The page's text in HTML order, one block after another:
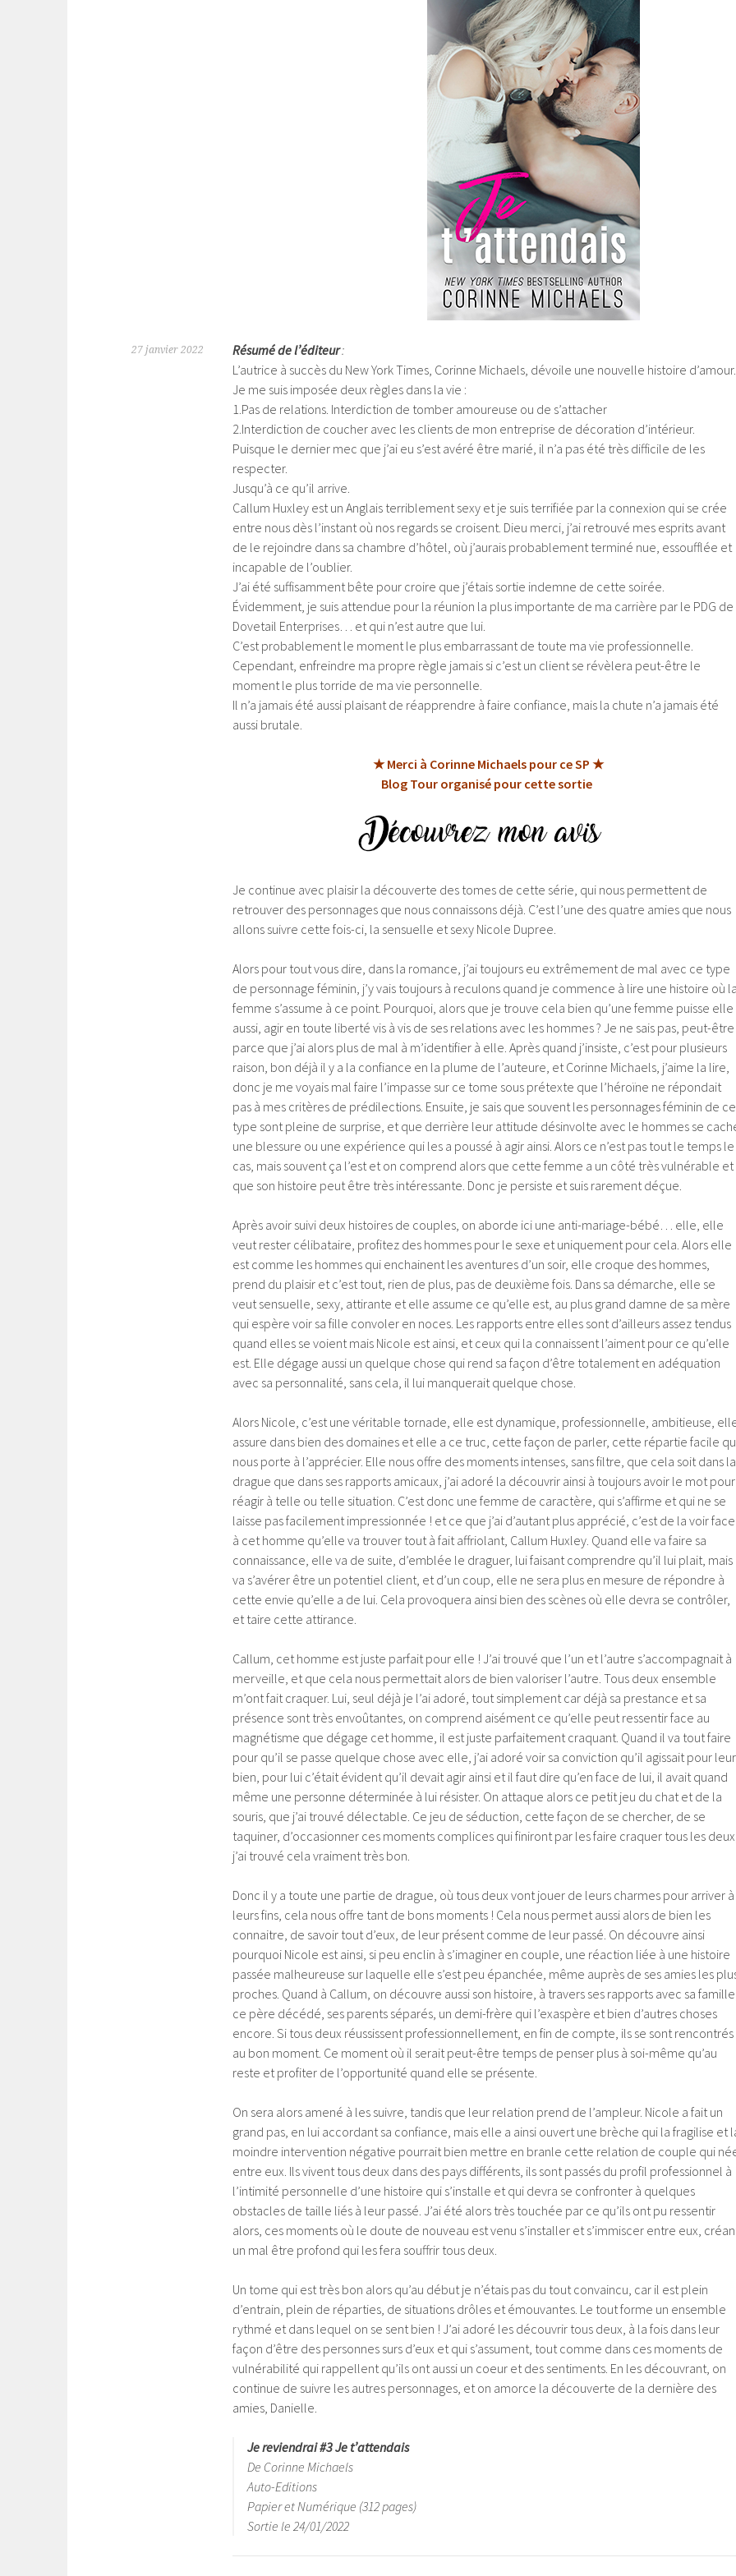
27 janvier 2022 Résumé de l’éditeur:
L’autrice à succès du New York Times, Corinne Michaels, dévoile une nouvelle histoire d’amour.
Je me suis imposée deux règles dans la vie :
1.Pas de relations. Interdiction de tomber amoureuse ou de s’attacher
2.Interdiction de coucher avec les clients de mon entreprise de décoration d’intérieur.
Puisque le dernier mec que j’ai eu s’est avéré être marié, il n’a pas été très difficile de les
respecter.
Jusqu’à ce qu’il arrive.
Callum Huxley est un Anglais terriblement sexy et je suis terrifiée par la connexion qui se crée
entre nous dès l’instant où nos regards se croisent. Dieu merci, j’ai retrouvé mes esprits avant
de le rejoindre dans sa chambre d’hôtel, où j’aurais probablement terminé nue, essoufflée et
incapable de l’oublier.
J’ai été suffisamment bête pour croire que j’étais sortie indemne de cette soirée.
Évidemment, je suis attendue pour la réunion la plus importante de ma carrière par le PDG de
Dovetail Enterprises… et qui n’est autre que lui.
C’est probablement le moment le plus embarrassant de toute ma vie professionnelle.
Cependant, enfreindre ma propre règle jamais si c’est un client se révèlera peut-être le
moment le plus torride de ma vie personnelle.
Il n’a jamais été aussi plaisant de réapprendre à faire confiance, mais la chute n’a jamais été
aussi brutale.
★ Merci à Corinne Michaels pour ce SP ★
Blog Tour organisé pour cette sortie
Je continue avec plaisir la découverte des tomes de cette série, qui nous permettent de
retrouver des personnages que nous connaissons déjà. C’est l’une des quatre amies que nous
allons suivre cette fois-ci, la sensuelle et sexy Nicole Dupree.
Alors pour tout vous dire, dans la romance, j’ai toujours eu extrêmement de mal avec ce type
de personnage féminin, j’y vais toujours à reculons quand je commence à lire une histoire où
femme s’assume à ce point. Pourquoi, alors que je trouve cela bien qu’une femme puisse elle
aussi, agir en toute liberté vis à vis de ses relations avec les hommes ? Je ne sais pas, peut-être
parce que j’ai alors plus de mal à m’identifier à elle. Après quand j’insiste, c’est pour plusieurs
raison, bon déjà il y a la confiance en la plume de l’auteure, et Corinne Michaels, j’aime la lire,
donc je me voyais mal faire l’impasse sur ce tome sous prétexte que l’héroïne ne répondait
pas à mes critères de prédilections. Ensuite, je sais que souvent les personnages féminin de ce
type sont pleine de surprise, et que derrière leur attitude désinvolte avec le hommes se
une blessure ou une expérience qui les a poussé à agir ainsi. Alors ce n’est pas tout le temps le
cas, mais souvent ça l’est et on comprend alors que cette femme a un côté très vulnérable et
que son histoire peut être très intéressante. Donc je persiste et suis rarement déçue.
Après avoir suivi deux histoires de couples, on aborde ici une anti-mariage-bébé… elle, elle
veut rester célibataire, profitez des hommes pour le sexe et uniquement pour cela. Alors elle
est comme les hommes qui enchainent les aventures d’un soir, elle croque des hommes,
prend du plaisir et c’est tout, rien de plus, pas de deuxième fois. Dans sa démarche, elle se
veut sensuelle, sexy, attirante et elle assume ce qu’elle est, au plus grand damne de sa mère
qui espère voir sa fille convoler en noces. Les rapports entre elles sont d’ailleurs assez tendus
quand elles se voient mais Nicole est ainsi, et ceux qui la connaissent l’aiment pour ce qu’elle
est. Elle dégage aussi un quelque chose qui rend sa façon d’être totalement en adéquation
avec sa personnalité, sans cela, il lui manquerait quelque chose.
Alors Nicole, c’est une véritable tornade, elle est dynamique, professionnelle, ambitieuse,
assure dans bien des domaines et elle a ce truc, cette façon de parler, cette répartie facile
nous porte à l’apprécier. Elle nous offre des moments intenses, sans filtre, que cela soit dans la
drague que dans ses rapports amicaux, j’ai adoré la découvrir ainsi à toujours avoir le mot pour
réagir à telle ou telle situation. C’est donc une femme de caractère, qui s’affirme et qui ne se
laisse pas facilement impressionnée ! et ce que j’ai d’autant plus apprécié, c’est de la voir face
à cet homme qu’elle va trouver tout à fait affriolant, Callum Huxley. Quand elle va faire sa
connaissance, elle va de suite, d’emblée le draguer, lui faisant comprendre qu’il lui plait, mais
va s’avérer être un potentiel client, et d’un coup, elle ne sera plus en mesure de répondre à
cette envie qu’elle a de lui. Cela provoquera ainsi bien des scènes où elle devra se contrôler,
et taire cette attirance.
Callum, cet homme est juste parfait pour elle ! J’ai trouvé que l’un et l’autre s’accompagnait à
merveille, et que cela nous permettait alors de bien valoriser l’autre. Tous deux ensemble
m’ont fait craquer. Lui, seul déjà je l’ai adoré, tout simplement car déjà sa prestance et sa
présence sont très envoûtantes, on comprend aisément ce qu’elle peut ressentir face au
magnétisme que dégage cet homme, il est juste parfaitement craquant. Quand il va tout faire
pour qu’il se passe quelque chose avec elle, j’ai adoré voir sa conviction qu’il agissait pour leur
bien, pour lui c’était évident qu’il devait agir ainsi et il faut dire qu’en face de lui, il avait quand
même une personne déterminée à lui résister. On attaque alors ce petit jeu du chat et de la
souris, que j’ai trouvé délectable. Ce jeu de séduction, cette façon de se chercher, de se
taquiner, d’occasionner ces moments complices qui finiront par les faire craquer tous les
j’ai trouvé cela vraiment très bon.
Donc il y a toute une partie de drague, où tous deux vont jouer de leurs charmes pour arriver à
leurs fins, cela nous offre tant de bons moments ! Cela nous permet aussi alors de bien les
connaitre, de savoir tout d’eux, de leur présent comme de leur passé. On découvre ainsi
pourquoi Nicole est ainsi, si peu enclin à s’imaginer en couple, une réaction liée à une histoire
passée malheureuse sur laquelle elle s’est peu épanchée, même auprès de ses amies les
proches. Quand à Callum, on découvre aussi son histoire, à travers ses rapports avec sa
ce père décédé, ses parents séparés, un demi-frère qui l’exaspère et bien d’autres choses
encore. Si tous deux réussissent professionnellement, en fin de compte, ils se sont rencontrés
au bon moment. Ce moment où il serait peut-être temps de penser plus à soi-même qu’au
reste et profiter de l’opportunité quand elle se présente.
On sera alors amené à les suivre, tandis que leur relation prend de l’ampleur. Nicole a fait un
grand pas, en lui accordant sa confiance, mais elle a ainsi ouvert une brèche qui la fragilise et
moindre intervention négative pourrait bien mettre en branle cette relation de couple qui
entre eux. Ils vivent tous deux dans des pays différents, ils sont passés du profil professionnel à
l’intimité personnelle d’une histoire qui s’installe et qui devra se confronter à quelques
obstacles de taille liés à leur passé. J’ai été alors très touchée par ce qu’ils ont pu ressentir
alors, ces moments où le doute de nouveau est venu s’installer et s’immiscer entre eux,
un mal être profond qui les fera souffrir tous deux.
Un tome qui est très bon alors qu’au début je n’étais pas du tout convaincu, car il est plein
d’entrain, plein de réparties, de situations drôles et émouvantes. Le tout forme un ensemble
rythmé et dans lequel on se sent bien ! J’ai adoré les découvrir tous deux, à la fois dans leur
façon d’être des personnes surs d’eux et qui s’assument, tout comme dans ces moments de
vulnérabilité qui rappellent qu’ils ont aussi un coeur et des sentiments. En les découvrant, on
continue de suivre les autres personnages, et on amorce la découverte de la dernière des
amies, Danielle.
Je reviendrai #3 Je t’attendais
De Corinne Michaels
Auto-Editions
Papier et Numérique (312 pages)
Sortie le 24/01/2022